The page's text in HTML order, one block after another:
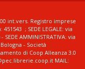
int.vers. Registro imprese
; SEDE LEGALE: via
AMMINISTRATIVA: via
- Società
di Coop Alleanza 3.0
MAIL: